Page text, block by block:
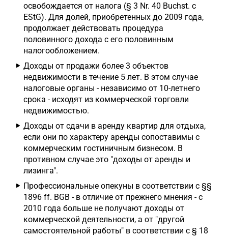
освобождается от налога (§ 3 Nr. 40 Buchst. c
EStG). Для долей, приобретенных до 2009 года,
продолжает действовать процедура
половинного дохода с его половинным
налогообложением.
Доходы от продажи более 3 объектов
недвижимости в течение 5 лет. В этом случае
налоговые органы - независимо от 10-летнего
срока - исходят из коммерческой торговли
недвижимостью.
Доходы от сдачи в аренду квартир для отдыха,
если они по характеру аренды сопоставимы с
коммерческим гостиничным бизнесом. В
противном случае это "доходы от аренды и
лизинга".
Профессиональные опекуны в соответствии с §§
1896 ff. BGB - в отличие от прежнего мнения - с
2010 года больше не получают доходы от
коммерческой деятельности, а от "другой
самостоятельной работы" в соответствии с § 18